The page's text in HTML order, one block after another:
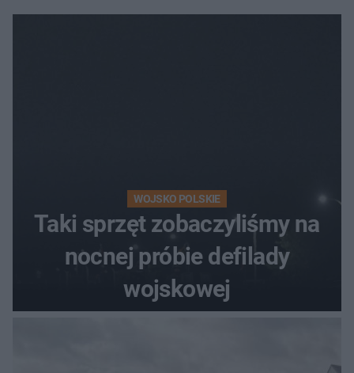
WOJSKO POLSKIE
Taki sprzęt zobaczyliśmy na
nocnej próbie defilady
wojskowej